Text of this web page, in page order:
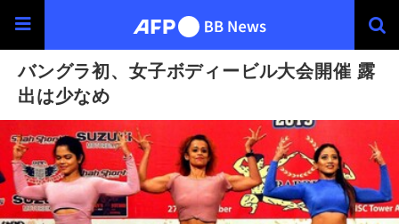
バングラ初、女子ボディービル大会開催 露
出は少なめ